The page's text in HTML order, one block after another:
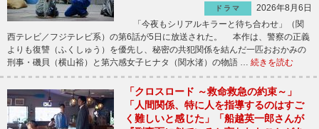
ドラマ
2026年8月6日
「今夜もシリアルキラーと待ち合わせ」（関
西テレビ／フジテレビ系）の第6話が5日に放送された。 本作は、警察の正義
よりも復讐（ふくしゅう）を優先し、秘密の共犯関係を結んだ一匹おおかみの
刑事・磯貝（横山裕）と第六感女子ヒナタ（関水渚）の物語 … 続きを読む
「クロスロード ～救命救急の約束～」
「人間関係、特に人を指導するのはすご
く難しいと感じた」「船越英一郎さんが